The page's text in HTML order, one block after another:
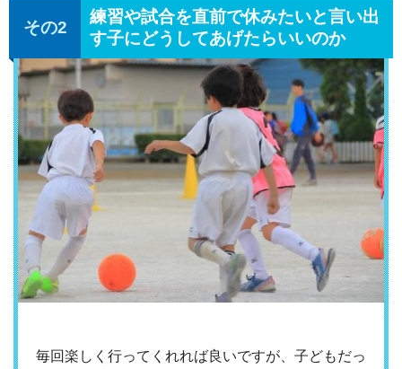
練習や試合を直前で休みたいと言い出
す子にどうしてあげたらいいのか
毎回楽しく行ってくれれば良いですが、子どもだっ